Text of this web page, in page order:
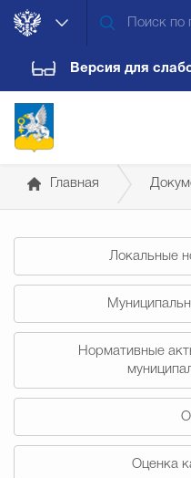
Версия для
Главная
Локальные
Нормативные
Оценка